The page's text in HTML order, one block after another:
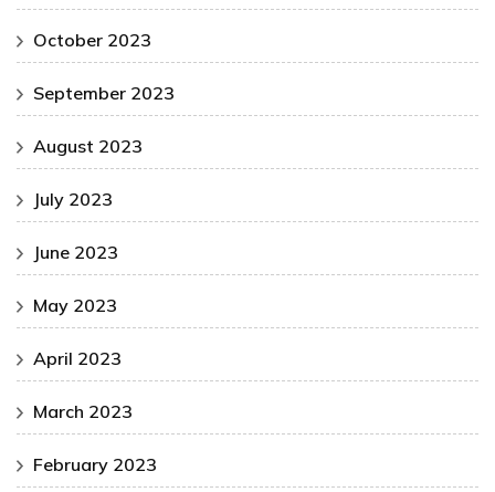
October 2023
September 2023
August 2023
July 2023
June 2023
May 2023
April 2023
March 2023
February 2023